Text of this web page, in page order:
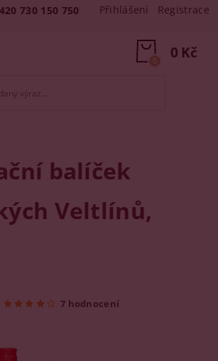
730 150 750 Přihlášení Registrace
0 Kč
0
balíček
Veltlínů,
7 hodnocení